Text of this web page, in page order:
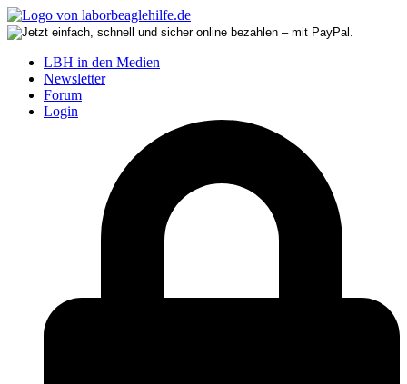
LBH in den Medien
Newsletter
Forum
Login